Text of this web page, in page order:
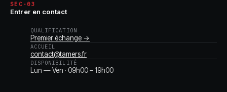
SEC-03
Entrer en contact
QUALIFICATION
Premier échange →
ACCUEIL
contact@tamers.fr
DISPONIBILITÉ
Lun — Ven · 09h00 – 19h00